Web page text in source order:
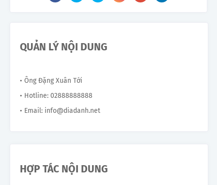
QUẢN LÝ NỘI DUNG
• Ông Đặng Xuân Tới
• Hotline: 02888888888
• Email: info@diadanh.net
HỢP TÁC NỘI DUNG